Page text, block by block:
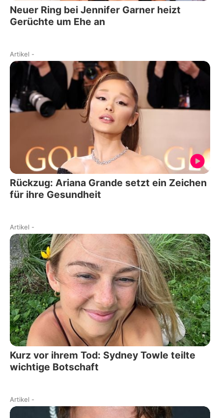
Neuer Ring bei Jennifer Garner heizt
Gerüchte um Ehe an
Artikel -
Rückzug: Ariana Grande setzt ein Zeichen
für ihre Gesundheit
Artikel -
Kurz vor ihrem Tod: Sydney Towle teilte
wichtige Botschaft
Artikel -